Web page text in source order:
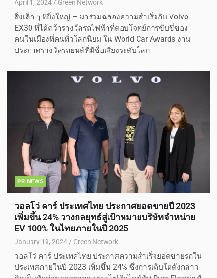
April 1, 2024 Green Network
สิ่งเล็ก ๆ ที่ยิ่งใหญ่ – มาร่วมฉลองความสำเร็จกับ Volvo
EX30 ที่ได้คว้ารางวัลรถไฟฟ้าที่ตอบโจทย์การขับขี่ของ
คนในเมืองที่คนทั่วโลกนิยม ใน World Car Awards งาน
ประกาศรางวัลรถยนต์ที่มีชื่อเสียงระดับโลก
PR NEWS
วอลโว่ คาร์ ประเทศไทย ประกาศยอดขายปี 2023
เพิ่มขึ้น 24% วางกลยุทธ์สู่เป้าหมายบริษัทจำหน่าย
EV 100% ในไทยภายในปี 2025
January 19, 2024 Green Network
วอลโว่ คาร์ ประเทศไทย ประกาศความสำเร็จยอดขายรถใน
ประเทศภายในปี 2023 เพิ่มขึ้น 24% ซึ่งการเติบโตดังกล่าว